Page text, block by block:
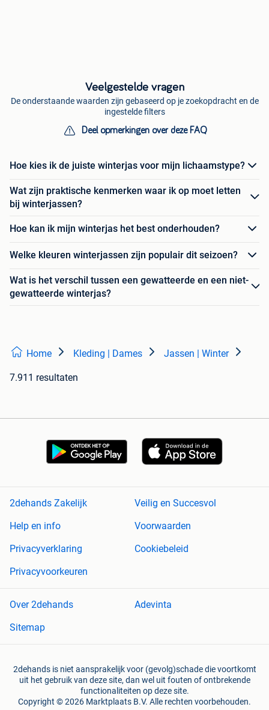
Veelgestelde vragen
De onderstaande waarden zijn gebaseerd op je zoekopdracht en de
ingestelde filters
Deel opmerkingen over deze FAQ
Hoe kies ik de juiste winterjas voor mijn lichaamstype?
Wat zijn praktische kenmerken waar ik op moet letten
bij winterjassen?
Hoe kan ik mijn winterjas het best onderhouden?
Welke kleuren winterjassen zijn populair dit seizoen?
Wat is het verschil tussen een gewatteerde en een niet-
gewatteerde winterjas?
Home Kleding | Dames Jassen | Winter
7.911 resultaten
2dehands Zakelijk
Veilig en Succesvol
Help en info
Voorwaarden
Privacyverklaring
Cookiebeleid
Privacyvoorkeuren
Over 2dehands
Adevinta
Sitemap
2dehands is niet aansprakelijk voor (gevolg)schade die voortkomt
uit het gebruik van deze site, dan wel uit fouten of ontbrekende
functionaliteiten op deze site.
Copyright © 2026 Marktplaats B.V. Alle rechten voorbehouden.